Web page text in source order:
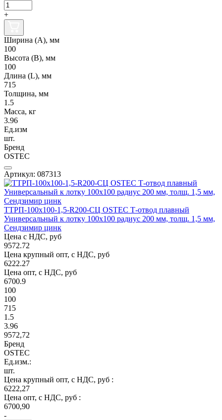
+
Ширина (А), мм
100
Высота (В), мм
100
Длина (L), мм
715
Толщина, мм
1.5
Масса, кг
3.96
Ед.изм
шт.
Бренд
OSTEC
Артикул: 087313
ТТРП-100х100-1,5-R200-СЦ OSTEC Т-отвод плавный
Универсальный к лотку 100х100 радиус 200 мм, толщ. 1,5 мм,
Сендзимир цинк
Цена с НДС, руб
9572.72
Цена крупный опт, с НДС, руб
6222.27
Цена опт, с НДС, руб
6700.9
100
100
715
1.5
3.96
9572,72
Бренд
OSTEC
Ед.изм.:
шт.
Цена крупный опт, с НДС, руб :
6222,27
Цена опт, с НДС, руб :
6700,90
-